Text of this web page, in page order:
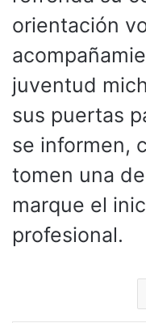
orientación
juventud
sus puertas
se informen,
tomen una
marque el
profesional.